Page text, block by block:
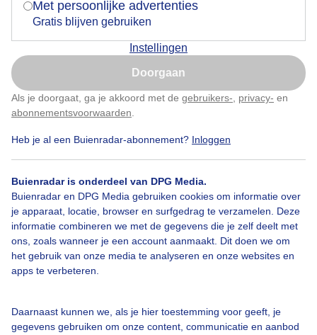
Met persoonlijke advertenties
Gratis blijven gebruiken
Instellingen
Doorgaan
Als je doorgaat, ga je akkoord met de gebruikers- privacy- en
abonnementsvoorwaarden
Heb je al een Buienradar-abonnement? Inloggen
Buienradar is onderdeel van DPG Media.
Buienradar en DPG Media gebruiken cookies om informatie over
je apparaat, locatie, browser en surfgedrag te verzamelen. Deze
informatie combineren we met de gegevens die je zelf deelt met
ons, zoals wanneer je een account aanmaakt. Dit doen we om
het gebruik van onze media te analyseren en onze websites en
apps te verbeteren.
Daarnaast kunnen we, als je hier toestemming voor geeft, je
gegevens gebruiken om onze content, communicatie en aanbod
Schaffelaarse Bos
Door: Kees van den Brink Gemaakt: 05-05-2026, 54x bekeken
Bekijk slideshow
Een moment geduld aub...
Nu niet, misschien later
Klik hierom dit aan te passen